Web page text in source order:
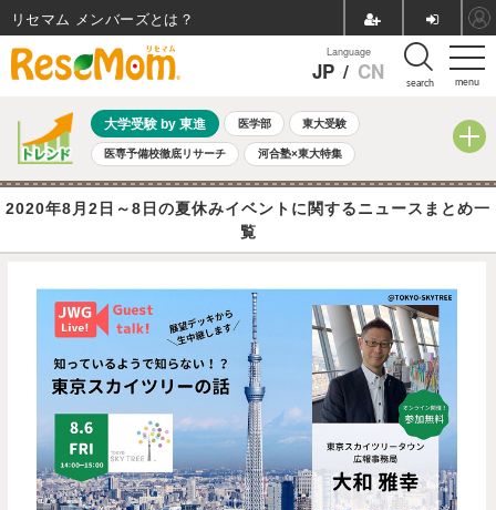
menu
Language
JP / CN search
大学受験 by 東進 医学部 東大受験
医専予備校徹底リサーチ 河合塾×東大特集
親子で考える大学選び 高校受験 中学受験 小学校受験
共通テスト 夏休み 8月開催学校説明会・相談会
全国公立高校 過去問
2020年8月2日～8日の夏休みイベントに関するニュースまとめ一
覧
リセマム メンバーズ